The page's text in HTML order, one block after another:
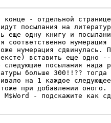
- отдельной
посылания на
еще одну книгу и
соответственно нумерация
нумерация сдвинулась.
вставить еще одно
посылания нада
больше 300!!?? тогда
на 1 каждое
при добавлении оного.
- подскажите как